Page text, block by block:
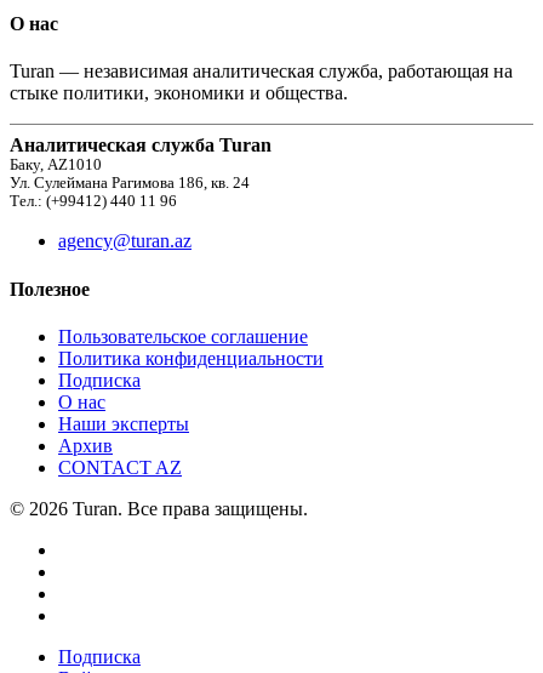
О нас
Turan — независимая аналитическая служба, работающая на
стыке политики, экономики и общества.
Аналитическая служба Turan
Баку, AZ1010
Ул. Сулеймана Рагимова 186, кв. 24
Тел.: (+99412) 440 11 96
agency@turan.az
Полезное
Пользовательское соглашение
Политика конфиденциальности
Подписка
О нас
Наши эксперты
Архив
CONTACT AZ
© 2026 Turan. Все права защищены.
Подписка